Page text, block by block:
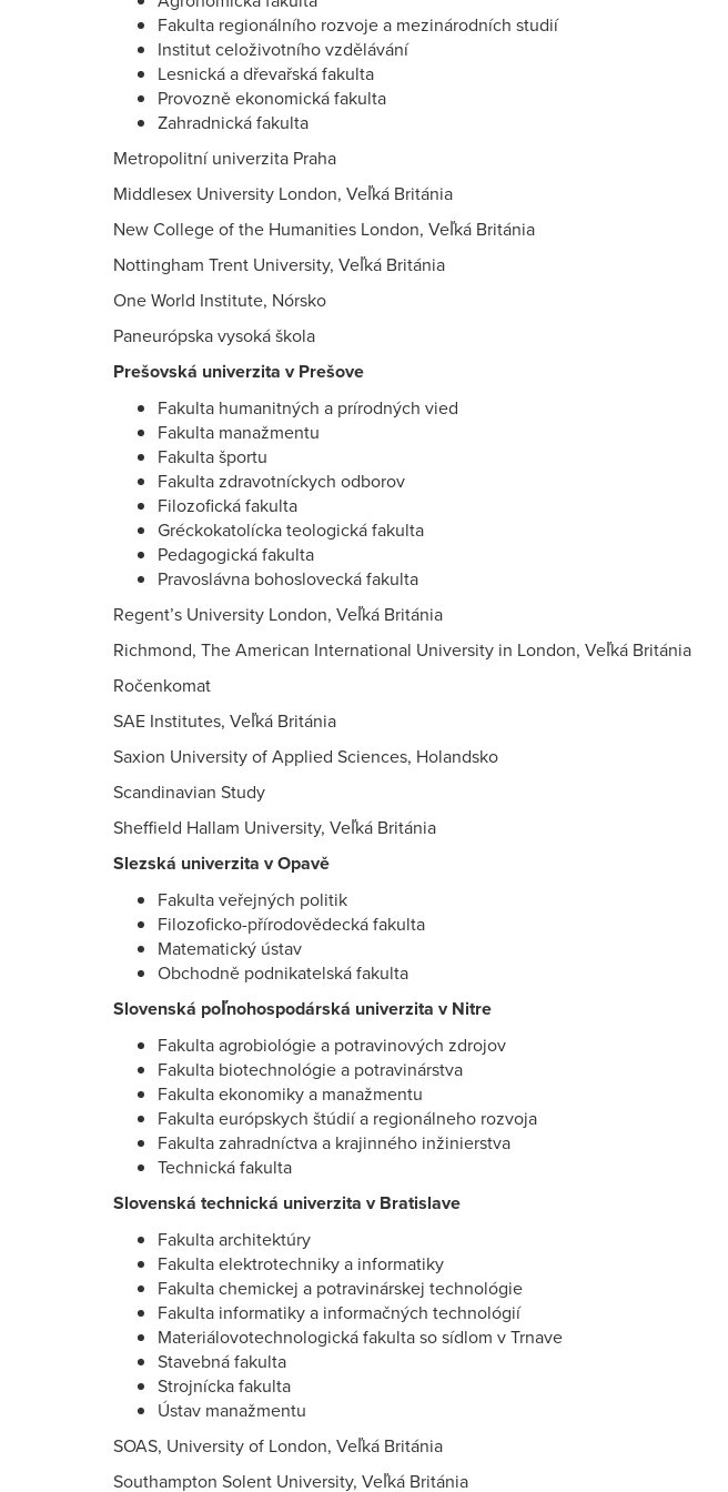
Fakulta regionálního rozvoje a mezinárodních studií
Institut celoživotního vzdělávání
Lesnická a dřevařská fakulta
Provozně ekonomická fakulta
Zahradnická fakulta
Metropolitní univerzita Praha
Middlesex University London, Veľká Británia
New College of the Humanities London, Veľká Británia
Nottingham Trent University, Veľká Británia
One World Institute, Nórsko
Paneurópska vysoká škola
Prešovská univerzita v Prešove
Fakulta humanitných a prírodných vied
Fakulta manažmentu
Fakulta športu
Fakulta zdravotníckych odborov
Filozofická fakulta
Gréckokatolícka teologická fakulta
Pedagogická fakulta
Pravoslávna bohoslovecká fakulta
Regent’s University London, Veľká Británia
Richmond, The American International University in London, Veľká Británia
Ročenkomat
SAE Institutes, Veľká Británia
Saxion University of Applied Sciences, Holandsko
Scandinavian Study
Sheffield Hallam University, Veľká Británia
Slezská univerzita v Opavě
Fakulta veřejných politik
Filozoficko-přírodovědecká fakulta
Matematický ústav
Obchodně podnikatelská fakulta
Slovenská poľnohospodárská univerzita v Nitre
Fakulta agrobiológie a potravinových zdrojov
Fakulta biotechnológie a potravinárstva
Fakulta ekonomiky a manažmentu
Fakulta európskych štúdií a regionálneho rozvoja
Fakulta zahradníctva a krajinného inžinierstva
Technická fakulta
Slovenská technická univerzita v Bratislave
Fakulta architektúry
Fakulta elektrotechniky a informatiky
Fakulta chemickej a potravinárskej technológie
Fakulta informatiky a informačných technológií
Materiálovotechnologická fakulta so sídlom v Trnave
Stavebná fakulta
Strojnícka fakulta
Ústav manažmentu
SOAS, University of London, Veľká Británia
Southampton Solent University, Veľká Británia